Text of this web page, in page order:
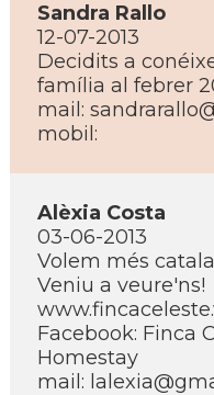
Sandra Rallo
12-07-2013
Decidits a
famí­lia al febrer
mail:
mobil:
Alèxia Costa
03-06-2013
Volem més
Veniu a veure'ns!
Facebook: Finca
Homestay
mail: